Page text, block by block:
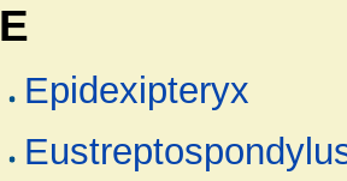
E
Epidexipteryx